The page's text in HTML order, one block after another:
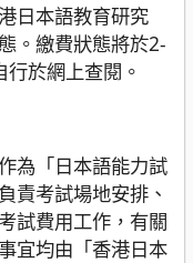
日本語教育研究
。繳費狀態將於2-
於網上查閱。
為「日本語能力試
責考試場地安排、
試費用工作，有關
宜均由「香港日本